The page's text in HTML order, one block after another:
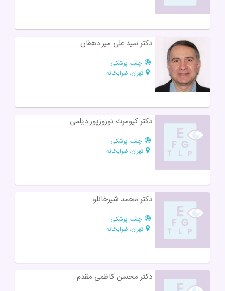
دکتر سید علی میر دهقان
چشم پزشکی
تهران، ضرابخانه
دکتر کیومرث نوروز‌پور دیلمی
چشم پزشکی
تهران، ضرابخانه
دکتر محمد شیر‌خانلو
چشم پزشکی
تهران، ضرابخانه
دکتر محسن کاظمی مقدم